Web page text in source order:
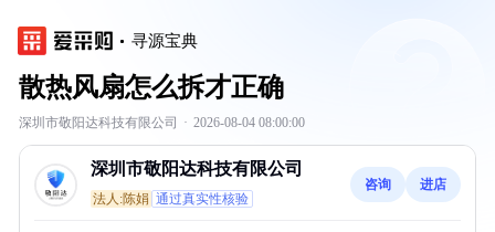
寻源宝典
散热风扇怎么拆才正确
深圳市敬阳达科技有限公司 · 2026-08-04 08:00:00
深圳市敬阳达科技有限公司
法人:陈娟 通过真实性核验
咨询 进店